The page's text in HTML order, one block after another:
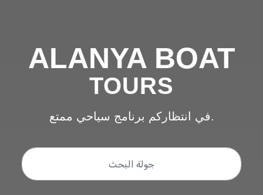
ALANYA BOAT
TOURS
في انتظاركم برنامج سياحي ممتع.